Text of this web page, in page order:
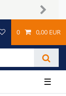
Next
0 0,00 EUR
☰